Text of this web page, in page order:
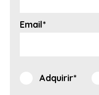
Email*
Adquirir*